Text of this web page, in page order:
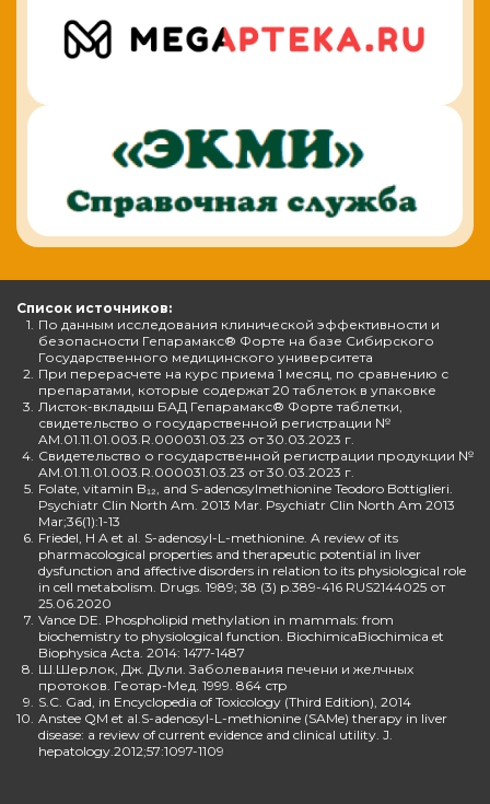
Список источников:
1. По данным исследования клинической эффективности и
безопасности Гепарамакс® Форте на базе Сибирского
Государственного медицинского университета
2. При перерасчете на курс приема 1 месяц, по сравнению с
препаратами, которые содержат 20 таблеток в упаковке
3. Листок-вкладыш БАД Гепарамакс® Форте таблетки,
свидетельство о государственной регистрации №
AM.01.11.01.003.R.000031.03.23 от 30.03.2023 г.
4. Свидетельство о государственной регистрации продукции №
AM.01.11.01.003.R.000031.03.23 от 30.03.2023 г.
5. Folate, vitamin B₁₂, and S-adenosylmethionine Teodoro Bottiglieri.
Psychiatr Clin North Am. 2013 Mar. Psychiatr Clin North Am 2013
Mar;36(1):1-13
6. Friedel, H A et al. S-adenosyl-L-methionine. A review of its
pharmacological properties and therapeutic potential in liver
dysfunction and affective disorders in relation to its physiological role
in cell metabolism. Drugs. 1989; 38 (3) p.389-416 RUS2144025 от
25.06.2020
7. Vance DE. Phospholipid methylation in mammals: from
biochemistry to physiological function. BiochimicaBiochimica et
Biophysica Acta. 2014: 1477-1487
8. Ш.Шерлок, Дж. Дули. Заболевания печени и желчных
протоков. Геотар-Мед. 1999. 864 стр
9. S.C. Gad, in Encyclopedia of Toxicology (Third Edition), 2014
10. Anstee QM et al.S-adenosyl-L-methionine (SAMe) therapy in liver
disease: a review of current evidence and clinical utility. J.
hepatology.2012;57:1097-1109